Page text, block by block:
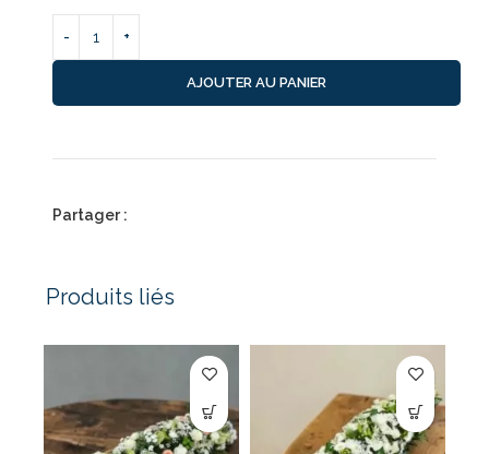
AJOUTER AU PANIER
Partager :
Produits liés